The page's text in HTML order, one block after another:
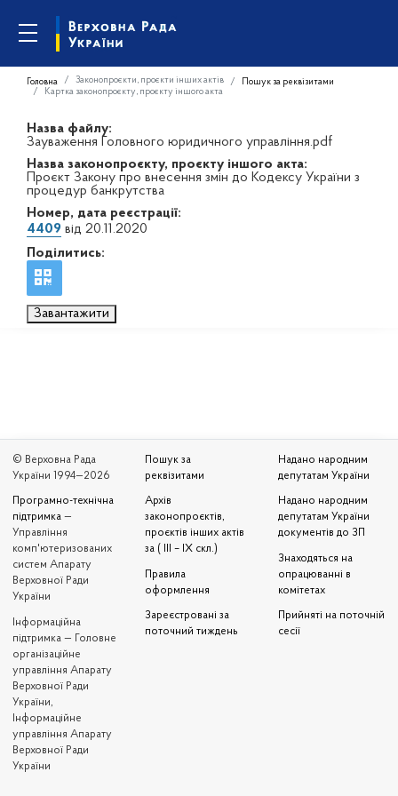
Головна Законопроєкти, проєкти інших актів
Пошук за реквізитами
Картка законопроєкту, проєкту іншого акта
Назва файлу:
Зауваження Головного юридичного управління.pdf
Назва законопроєкту, проєкту іншого акта:
Проєкт Закону про внесення змін до Кодексу України з
процедур банкрутства
Номер, дата реєстрації:
4409 від 20.11.2020
Поділитись:
Завантажити
© Верховна Рада
України 1994—2026
Програмно-технічна
підтримка —
Управління
комп'ютеризованих
систем Апарату
Верховної Ради
України
Iнформаційна
підтримка — Головне
організаційне
управління Апарату
Верховної Ради
України,
Інформаційне
управління Апарату
Верховної Ради
України
Пошук за
реквізитами
Архів
законопроєктів,
проєктів інших актів
за ( III – IX скл.)
Правила
оформлення
Зареєстровані за
поточний тиждень
Надано народним
депутатам України
Надано народним
депутатам України
документів до ЗП
Знаходяться на
опрацюванні в
комітетах
Прийняті на поточній
сесії